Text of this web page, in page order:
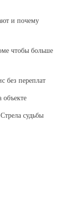
и почему
чтобы больше
без переплат
судьбы